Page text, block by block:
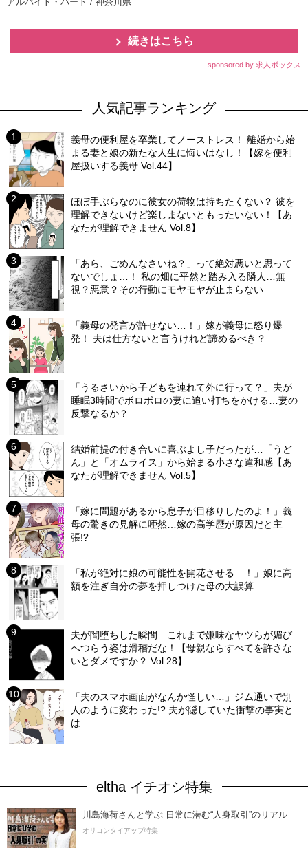
続きはこちら
sponsored by 求人ボックス
人気記事ランキング
義母の便利屋を卒業してノーストレス！ 離婚から始
まる妻と娘の新たな人生に悔いはなし！【嫁を便利
屋扱いする義母 Vol.44】
ほぼ手ぶらなのに彼女の荷物は持ちたくない？ 彼を
理解できないけど楽しまないともったいない！【あ
なたが理解できません Vol.8】
「あら、ごめんなさいね？」って絶対悪いと思って
ないでしょ…！ 私の畑に平然と踏み入る隣人…無
視？悪意？その行動にモヤモヤが止まらない
「義母の発言が許せない…！」嫁が義母に怒り爆
発！ 夫は仕方ないと言うけれど諦めるべき？
「うるさいから子どもを連れて外に行って？」夫が
睡眠3時間でボロボロの妻に追い打ちをかける…妻の
反撃なるか？
結婚前提の付き合いに喜ぶよし子だったが…「うど
ん」と「オムライス」から始まる小さな違和感【あ
なたが理解できません Vol.5】
「嫁に問題があるから息子が目移りしたのよ！」義
母の驚きの見解に唖然…嫁の高学歴が原因だと主
張!?
「私が絶対に娘の可能性を開花させる…！」娘に高
額を注ぎ自分の夢を押しつけた母の大誤算
夫が闇堕ちした瞬間…これまで嫌味なヤツらが媚び
へつらう姿は滑稽だな！【母親ならすべてを許さな
いとダメですか？ Vol.28】
「夫のスマホ画面がなんか怪しい…」ジム通いで別
人のように変わった!? 夫が隠していた衝撃の事実と
は
eltha イチオシ特集
川島海荷さんと学ぶ 日常に潜む“人身取引”のリアル
オリコンタイアップ特集